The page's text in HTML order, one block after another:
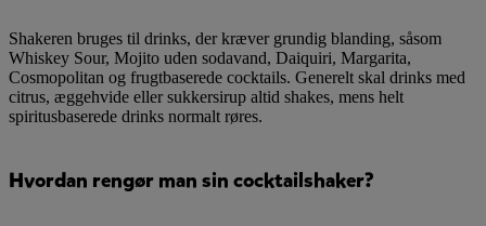
Shakeren bruges til drinks, der kræver grundig blanding, såsom
Whiskey Sour, Mojito uden sodavand, Daiquiri, Margarita,
Cosmopolitan og frugtbaserede cocktails. Generelt skal drinks med
citrus, æggehvide eller sukkersirup altid shakes, mens helt
spiritusbaserede drinks normalt røres.
Hvordan rengør man sin cocktailshaker?